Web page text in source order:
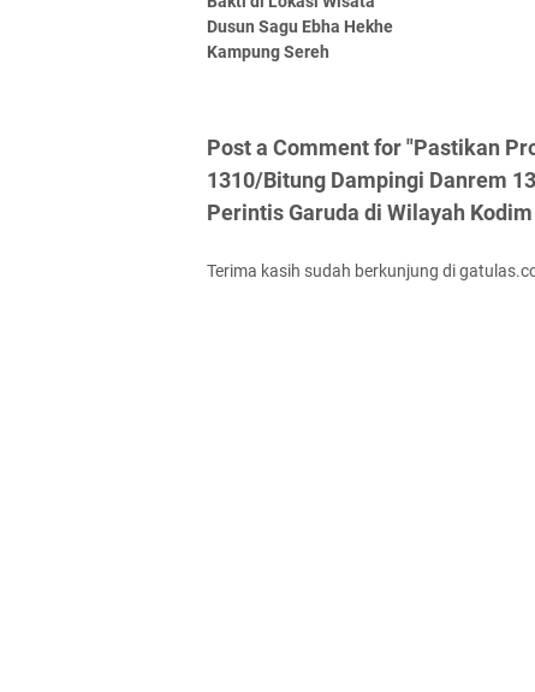
Dusun Sagu Ebha Hekhe
Kampung Sereh
Post a Comment for "Pastikan
1310/Bitung Dampingi Danrem
Perintis Garuda di Wilayah
Terima kasih sudah berkunjung di